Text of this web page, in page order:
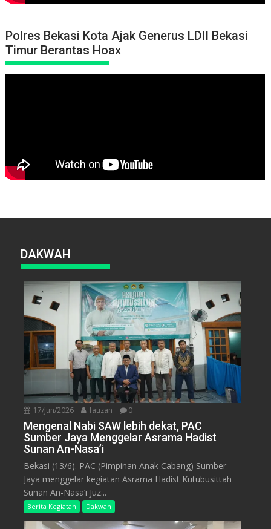
Polres Bekasi Kota Ajak Generus LDII Bekasi
Timur Berantas Hoax
DAKWAH
17/Jun/2026 fauzan 0
Mengenal Nabi SAW lebih dekat, PAC
Sumber Jaya Menggelar Asrama Hadist
Sunan An-Nasa’i
Bekasi (13/6). PAC (Pimpinan Anak Cabang) Sumber
Jaya menggelar kegiatan Asrama Hadist Kutubusittah
Sunan An-Nasa’i Juz...
Berita Kegiatan Dakwah